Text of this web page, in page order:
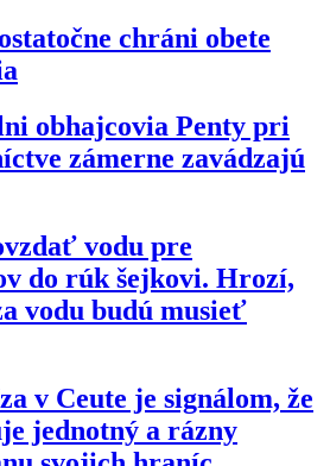
chráni obete
obhajcovia Penty pri
zámerne zavádzajú
vodu pre
do rúk šejkovi. Hrozí,
vodu budú musieť
v Ceute je signálom, že
jednotný a rázny